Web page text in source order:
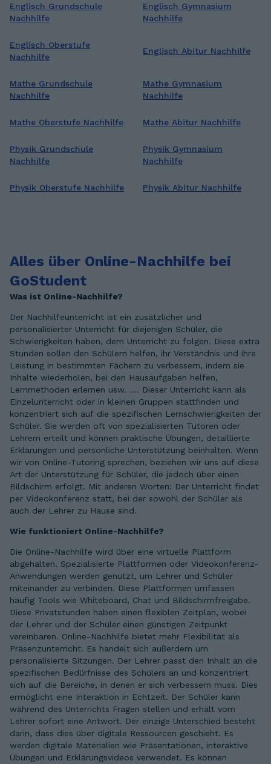
Englisch Grundschule
Nachhilfe
Englisch Gymnasium
Nachhilfe
Englisch Oberstufe
Nachhilfe
Englisch Abitur Nachhilfe
Mathe Grundschule
Nachhilfe
Mathe Gymnasium
Nachhilfe
Mathe Oberstufe Nachhilfe Mathe Abitur Nachhilfe
Physik Grundschule
Nachhilfe
Physik Gymnasium
Nachhilfe
Physik Oberstufe Nachhilfe Physik Abitur Nachhilfe
Alles über Online-Nachhilfe bei
GoStudent
Was ist Online-Nachhilfe?
Der Nachhilfeunterricht ist ein zusätzlicher und
personalisierter Unterricht für diejenigen Schüler, die
Schwierigkeiten haben, dem Unterricht zu folgen. Diese extra
Stunden sollen den Schülern helfen, ihr Verständnis und ihre
Leistung in bestimmten Fächern zu verbessern, indem sie
Inhalte wiederholen, bei den Hausaufgaben helfen,
Lernmethoden erlernen usw. .... Dieser Unterricht kann als
Einzelunterricht oder in kleinen Gruppen stattfinden und
konzentriert sich auf die spezifischen Lernschwierigkeiten der
Schüler. Sie werden oft von spezialisierten Tutoren oder
Lehrern erteilt und können praktische Übungen, detaillierte
Erklärungen und persönliche Unterstützung beinhalten. Wenn
wir von Online-Tutoring sprechen, beziehen wir uns auf diese
Art der Unterstützung für Schüler, die jedoch über einen
Bildschirm erfolgt. Mit anderen Worten: Der Unterricht findet
per Videokonferenz statt, bei der sowohl der Schüler als
auch der Lehrer zu Hause sind.
Wie funktioniert Online-Nachhilfe?
Die Online-Nachhilfe wird über eine virtuelle Plattform
abgehalten. Spezialisierte Plattformen oder Videokonferenz-
Anwendungen werden genutzt, um Lehrer und Schüler
miteinander zu verbinden. Diese Plattformen umfassen
häufig Tools wie Whiteboard, Chat und Bildschirmfreigabe.
Diese Privatstunden haben einen flexiblen Zeitplan, wobei
der Lehrer und der Schüler einen günstigen Zeitpunkt
vereinbaren. Online-Nachhilfe bietet mehr Flexibilität als
Präsenzunterricht. Es handelt sich außerdem um
personalisierte Sitzungen. Der Lehrer passt den Inhalt an die
spezifischen Bedürfnisse des Schülers an und konzentriert
sich auf die Bereiche, in denen er sich verbessern muss. Dies
ermöglicht eine Interaktion in Echtzeit. Der Schüler kann
während des Unterrichts Fragen stellen und erhält vom
Lehrer sofort eine Antwort. Der einzige Unterschied besteht
darin, dass dies über digitale Ressourcen geschieht. Es
werden digitale Materialien wie Präsentationen, interaktive
Übungen und Erklärungsvideos verwendet. Es können